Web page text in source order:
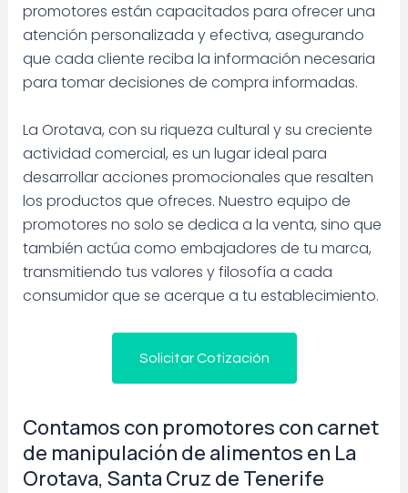
promotores están capacitados para ofrecer una
atención personalizada y efectiva, asegurando
que cada cliente reciba la información necesaria
para tomar decisiones de compra informadas.
La Orotava, con su riqueza cultural y su creciente
actividad comercial, es un lugar ideal para
desarrollar acciones promocionales que resalten
los productos que ofreces. Nuestro equipo de
promotores no solo se dedica a la venta, sino que
también actúa como embajadores de tu marca,
transmitiendo tus valores y filosofía a cada
consumidor que se acerque a tu establecimiento.
Solicitar Cotización
Contamos con promotores con carnet
de manipulación de alimentos en La
Orotava, Santa Cruz de Tenerife